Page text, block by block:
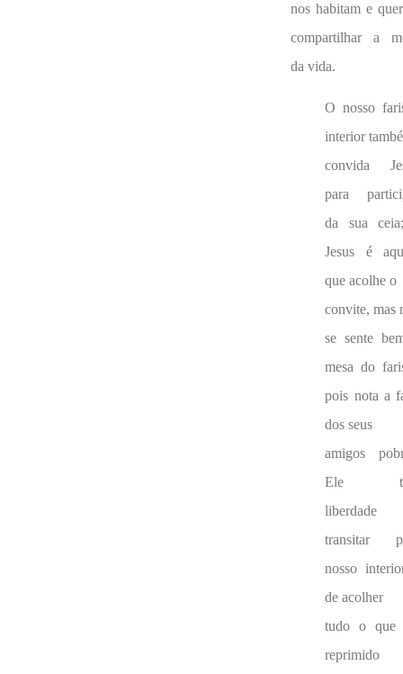
nos habitam e
compartilhar a
da vida.
O nosso
interior
convida
para
da sua
Jesus é
que acolhe o
convite, mas
se sente
mesa do
pois nota a
dos seus
amigos
Ele
liberdade
transitar
nosso
de acolher
tudo o que